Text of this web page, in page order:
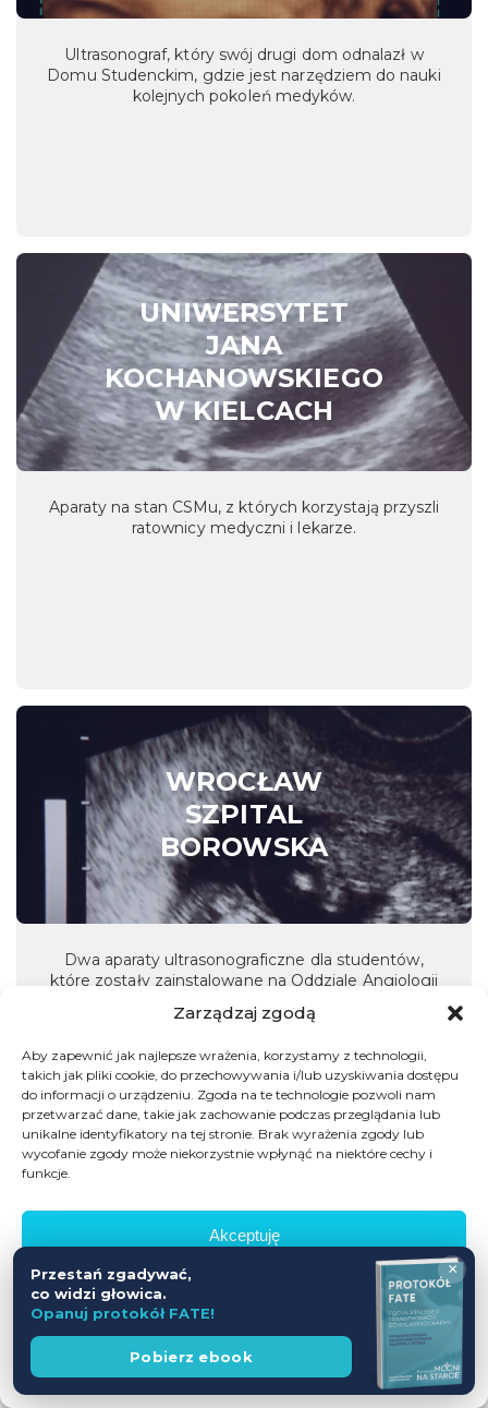
Zarządzaj zgodą
Aby zapewnić jak najlepsze wrażenia, korzystamy z technologii,
takich jak pliki cookie, do przechowywania i/lub uzyskiwania dostępu
do informacji o urządzeniu. Zgoda na te technologie pozwoli nam
przetwarzać dane, takie jak zachowanie podczas przeglądania lub
unikalne identyfikatory na tej stronie. Brak wyrażenia zgody lub
wycofanie zgody może niekorzystnie wpłynąć na niektóre cechy i
funkcje.
Akceptuję
Zobacz preferencje
Polityka prywatności
Ultrasonograf, który swój drugi dom odnalazł w
Domu Studenckim, gdzie jest narzędziem do nauki
kolejnych pokoleń medyków.
UNIWERSYTET
JANA
KOCHANOWSKIEGO
W KIELCACH
Aparaty na stan CSMu, z których korzystają przyszli
ratownicy medyczni i lekarze.
WROCŁAW
SZPITAL
BOROWSKA
Dwa aparaty ultrasonograficzne dla studentów,
które zostały zainstalowane na Oddziale Angiologii
ŁÓDŹ SZPITAL
BARLICKIEGO
Wesprzyj
fundację
×
Przestań zgadywać,
co widzi głowica.
Opanuj protokół FATE!
Pobierz ebook